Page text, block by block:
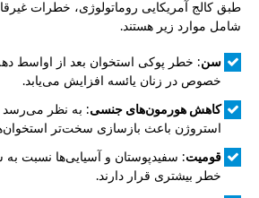
طبق کالج آمریکایی روماتولوژی، خطرات
شامل موارد زیر هستند.
سن
خصوص در زنان یائسه افزایش می‌یابد.
کاهش هورمون‌های جنسی: به نظر می‌رسد
استروژن باعث بازسازی سخت‌تر
قومیت: سفیدپوستان و آسیایی‌ها نسبت
خطر بیشتری قرار دارند.